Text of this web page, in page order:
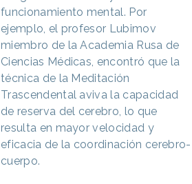
funcionamiento mental. Por
ejemplo, el profesor Lubimov
miembro de la Academia Rusa de
Ciencias Médicas, encontró que la
técnica de la Meditación
Trascendental aviva la capacidad
de reserva del cerebro, lo que
resulta en mayor velocidad y
eficacia de la coordinación cerebro-
cuerpo.